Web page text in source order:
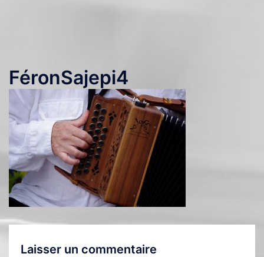
FéronSajepi4
Laisser un commentaire